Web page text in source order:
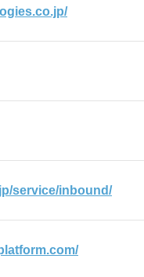
service/inbound/